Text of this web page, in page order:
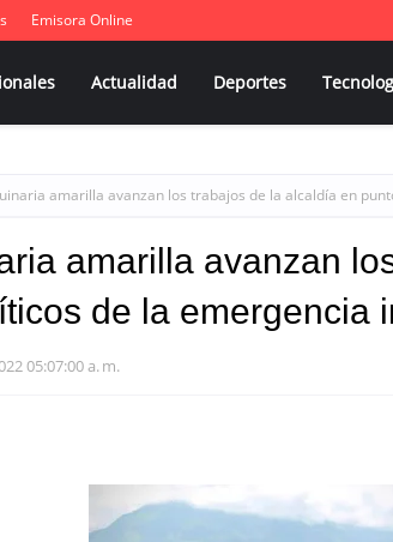
Emisora Online
Actualidad Deportes
amarilla avanzan los trabajos de la alcaldía en
amarilla avanzan
de la emergencia
05:07:00 a. m.